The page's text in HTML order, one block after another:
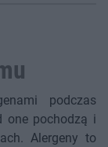
podczas
one pochodzą i
Alergeny to